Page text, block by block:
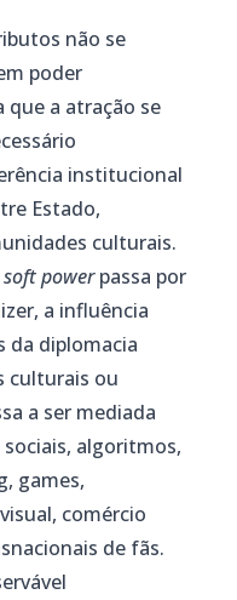
não se
poder
que a atração se
institucional
Estado,
culturais.
soft powerpassa por
a influência
da diplomacia
culturais ou
a ser mediada
algoritmos,
games,
comércio
de fãs.